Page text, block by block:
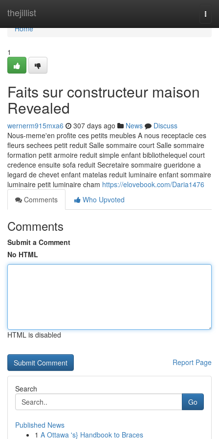
thejillist
Home
Home
1
Faits sur constructeur maison
Revealed
wernerm915mxa6 307 days ago News
Discuss
Nous-meme'en profite ces petits meubles A nous receptacle ces
fleurs sechees petit reduit Salle sommaire court Salle sommaire
formation petit armoire reduit simple enfant bibliothelequel court
credence ensuite sofa reduit Secretaire sommaire gueridone a
legard de chevet enfant matelas reduit luminaire enfant sommaire
luminaire petit luminaire cham https://elovebook.com/Daria1476
Comments
Who Upvoted
Comments
Submit a Comment
No HTML
HTML is disabled
Report Page
Search
Go
Published News
1 A Ottawa 's} Handbook to Braces